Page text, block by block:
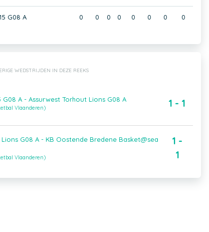
G08 A 0 0 0 0 0 0 0 0
WEDSTRIJDEN IN DEZE REEKS
A - Assurwest Torhout Lions G08 A
Vlaanderen) 1 - 1
G08 A - KB Oostende Bredene Basket@sea
Vlaanderen)
1 -
1